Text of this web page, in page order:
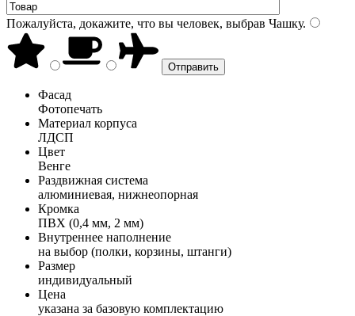
Пожалуйста, докажите, что вы человек, выбрав Чашку.
Фасад
Фотопечать
Материал корпуса
ЛДСП
Цвет
Венге
Раздвижная система
алюминиевая, нижнеопорная
Кромка
ПВХ (0,4 мм, 2 мм)
Внутреннее наполнение
на выбор (полки, корзины, штанги)
Размер
индивидуальный
Цена
указана за базовую комплектацию